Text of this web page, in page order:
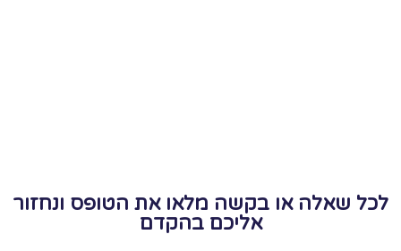
לכל שאלה או בקשה מלאו את הטופס ונחזור
אליכם בהקדם